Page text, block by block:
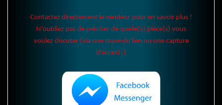
Contactez directement le vendeur pour en savoir plus !
N'oubliez pas de préciser de quelle(s) pièce(s) vous
voulez discuter (via une copie du lien ou une capture
d'écran) :)